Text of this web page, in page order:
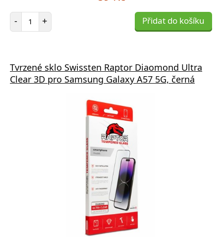
- Počet položek
+ Přidat do košíku
Tvrzené sklo Swissten Raptor Diaomond Ultra
Clear 3D pro Samsung Galaxy A57 5G, černá